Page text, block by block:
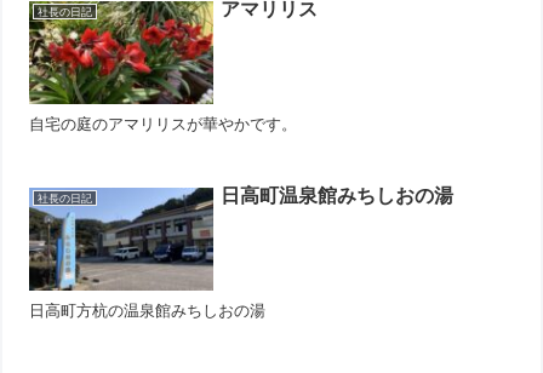
社長の日記 アマリリス
自宅の庭のアマリリスが華やかです。
社長の日記 日高町温泉館みちしおの湯
日高町方杭の温泉館みちしおの湯